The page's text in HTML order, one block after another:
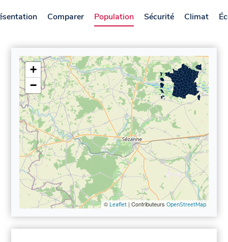
Comparer Population Sécurité Climat
+
−
© Leaflet| Contributeurs OpenStreetMap